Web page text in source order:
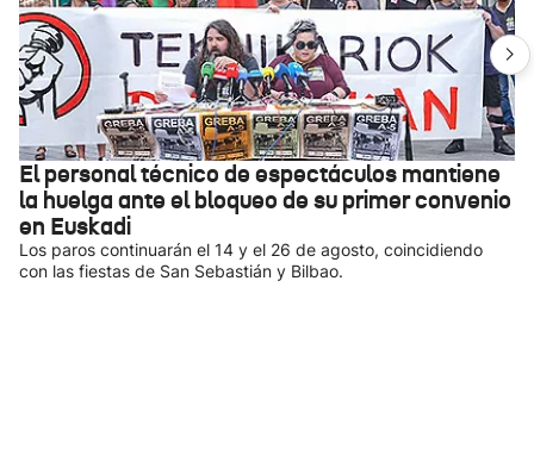
El personal técnico de espectáculos mantiene
la huelga ante el bloqueo de su primer convenio
en Euskadi
Los paros continuarán el 14 y el 26 de agosto, coincidiendo
con las fiestas de San Sebastián y Bilbao.